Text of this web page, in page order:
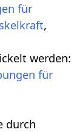
für
,
werden:
für
durch